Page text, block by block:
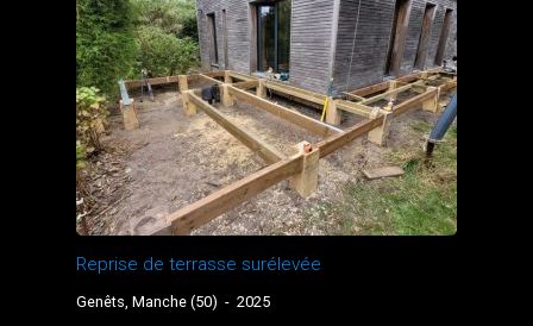
Reprise de terrasse surélevée
Genêts, Manche (50) - 2025